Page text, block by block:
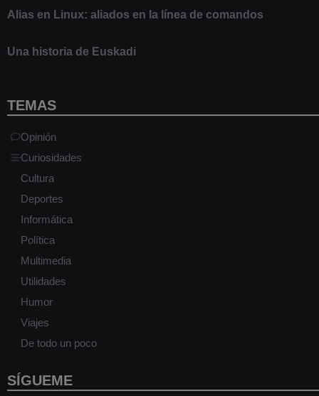
Alias en Linux: aliados en la línea de comandos
Una historia de Euskadi
TEMAS
Opinión
Curiosidades
Cultura
Deportes
Informática
Política
Multimedia
Utilidades
Humor
Viajes
De todo un poco
SÍGUEME